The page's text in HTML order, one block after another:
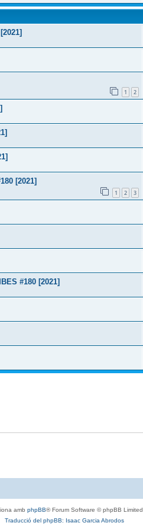
1 2
[2021]
1 2 3
#180 [2021]
amb phpBB® Forum Software © phpBB Limited
Traducció del phpBB: Isaac Garcia Abrodos